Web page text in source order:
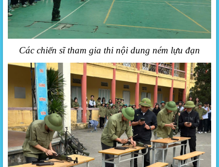
Các chiến sĩ tham gia thi nội dung ném lựu đạn